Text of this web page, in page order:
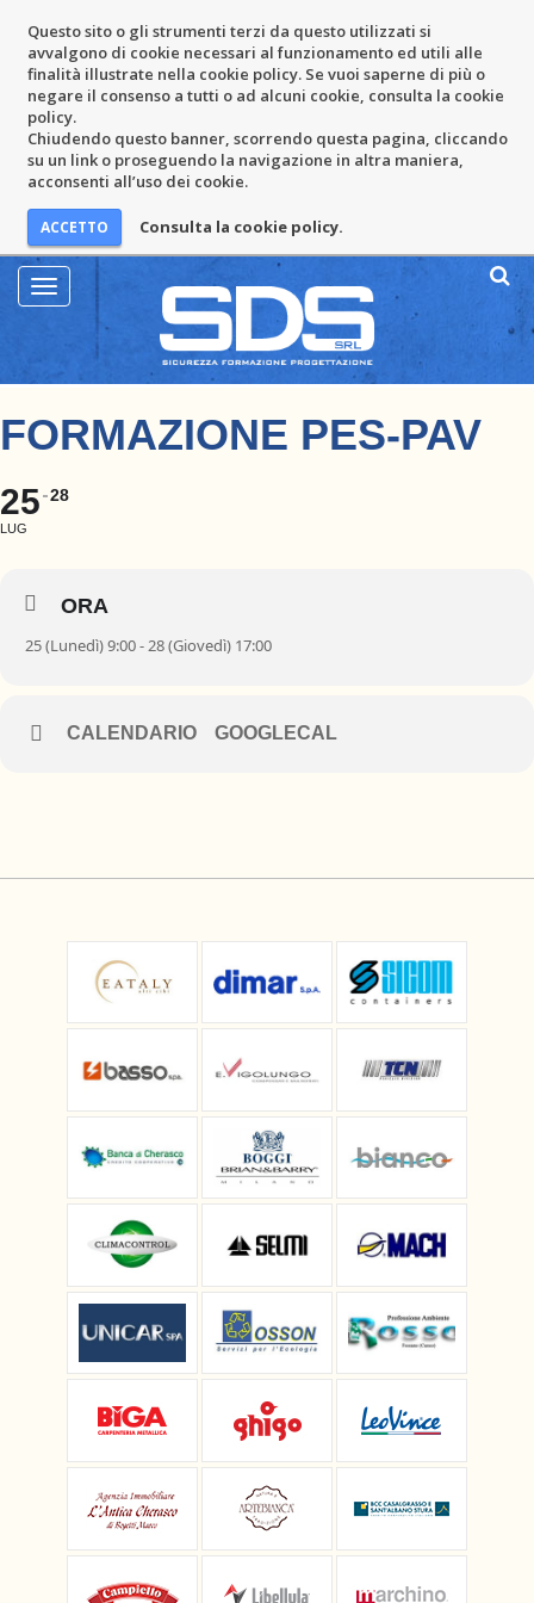
Questo sito o gli strumenti terzi da questo utilizzati si
avvalgono di cookie necessari al funzionamento ed utili alle
finalità illustrate nella cookie policy. Se vuoi saperne di più o
negare il consenso a tutti o ad alcuni cookie, consulta la cookie
policy.
Chiudendo questo banner, scorrendo questa pagina, cliccando
su un link o proseguendo la navigazione in altra maniera,
acconsenti all’uso dei cookie.
Consulta la cookie policy.
Mostra
Menu
FORMAZIONE PES-PAV
25
LUG
28
ORA
25 (Lunedì) 9:00 - 28 (Giovedì) 17:00
CALENDARIO GOOGLECAL